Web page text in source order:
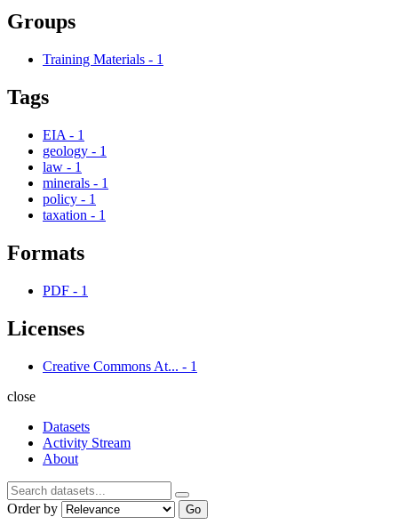
Groups
Training Materials - 1
Tags
EIA - 1
geology - 1
law - 1
minerals - 1
policy - 1
taxation - 1
Formats
PDF - 1
Licenses
Creative Commons At... - 1
close
Datasets
Activity Stream
About
Order by Go